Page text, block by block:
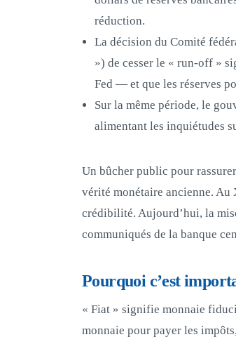
réduction.
La décision du Comité
») de cesser le « run‑off »
Fed — et que les réserves
Sur la même période, le
alimentant les inquiétudes
Un bûcher public pour
vérité monétaire ancienne. Au
crédibilité. Aujourd’hui, la
communiqués de la banque
Pourquoi c’est
« Fiat » signifie monnaie
monnaie pour payer les